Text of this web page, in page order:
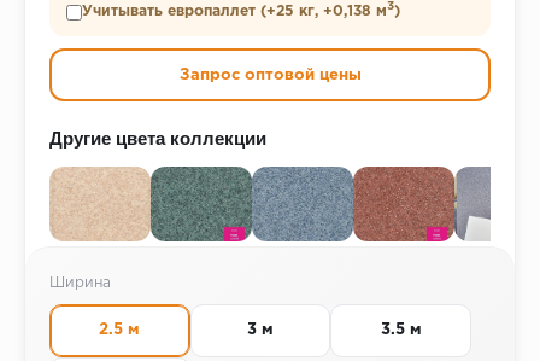
Учитывать европаллет (+25 кг, +0,138 м3)
Запрос оптовой цены
Другие цвета коллекции
Ширина
2.5 м 3 м 3.5 м